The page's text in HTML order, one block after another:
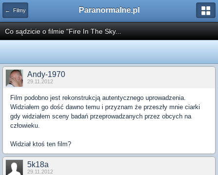
← Filmy Paranormalne.pl
Co sądzicie o filmie "Fire In The Sky...
Andy-1970
29.11.2012
Film podobno jest rekonstrukcją autentycznego uprowadzenia.
Widziałem go dość dawno temu i przyznam że przeszły mnie ciarki
gdy widziałem sceny badań przeprowadzanych przez obcych na
człowieku.
Widział ktoś ten film?
5k18a
29.11.2012